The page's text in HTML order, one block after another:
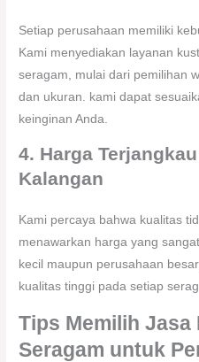
Setiap perusahaan memiliki
Kami menyediakan layanan
seragam, mulai dari pemilihan
dan ukuran. kami dapat
keinginan Anda.
4. Harga
Kalangan
Kami percaya bahwa kualitas
menawarkan harga yang
kecil maupun perusahaan
kualitas tinggi pada setiap
Tips Memilih Jasa
Seragam untuk